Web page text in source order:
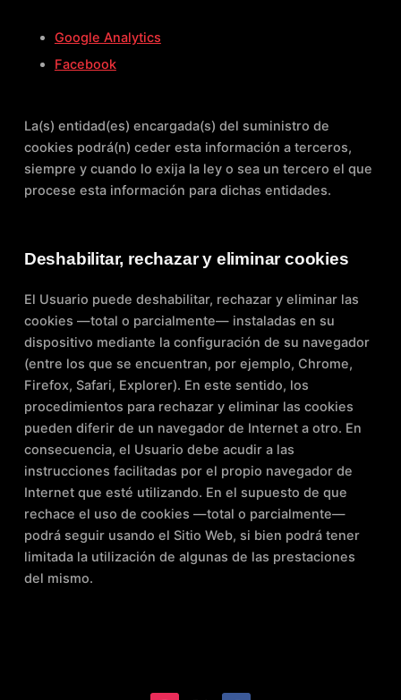
Google Analytics
Facebook
La(s) entidad(es) encargada(s) del suministro de
cookies podrá(n) ceder esta información a terceros,
siempre y cuando lo exija la ley o sea un tercero el que
procese esta información para dichas entidades.
Deshabilitar, rechazar y eliminar cookies
El Usuario puede deshabilitar, rechazar y eliminar las
cookies —total o parcialmente— instaladas en su
dispositivo mediante la configuración de su navegador
(entre los que se encuentran, por ejemplo, Chrome,
Firefox, Safari, Explorer). En este sentido, los
procedimientos para rechazar y eliminar las cookies
pueden diferir de un navegador de Internet a otro. En
consecuencia, el Usuario debe acudir a las
instrucciones facilitadas por el propio navegador de
Internet que esté utilizando. En el supuesto de que
rechace el uso de cookies —total o parcialmente—
podrá seguir usando el Sitio Web, si bien podrá tener
limitada la utilización de algunas de las prestaciones
del mismo.